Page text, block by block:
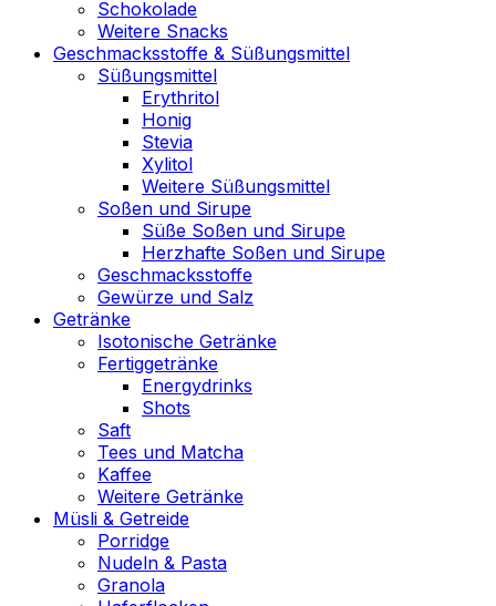
Schokolade
Weitere Snacks
Geschmacksstoffe & Süßungsmittel
Süßungsmittel
Erythritol
Honig
Stevia
Xylitol
Weitere Süßungsmittel
Soßen und Sirupe
Süße Soßen und Sirupe
Herzhafte Soßen und Sirupe
Geschmacksstoffe
Gewürze und Salz
Getränke
Isotonische Getränke
Fertiggetränke
Energydrinks
Shots
Saft
Tees und Matcha
Kaffee
Weitere Getränke
Müsli & Getreide
Porridge
Nudeln & Pasta
Granola